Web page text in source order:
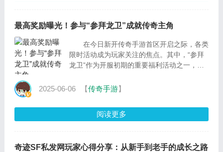
最高奖励曝光！参与“参拜龙卫”成就传奇主角
在今日新开传奇手游首区开启之际，各类
限时活动成为玩家关注的焦点。其中，“参拜
龙卫”作为开服初期的重要福利活动之一，不
2025-06-06 【传奇手游】
阅读更多
奇迹SF私发网玩家心得分享：从新手到老手的成长之路